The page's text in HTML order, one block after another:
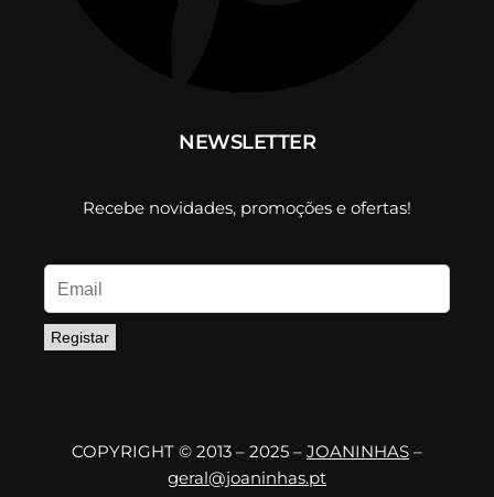
NEWSLETTER
Recebe novidades, promoções e ofertas!
Registar
COPYRIGHT © 2013 – 2025 – JOANINHAS –
geral@joaninhas.pt